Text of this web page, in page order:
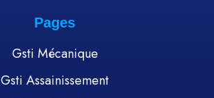
Pages
Gsti Mécanique
Gsti Assainissement